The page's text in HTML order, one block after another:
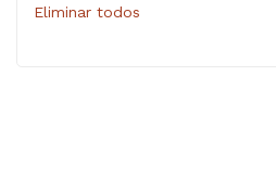
Eliminar todos